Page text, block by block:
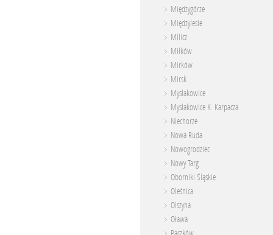
Międzygórze
Międzylesie
Milicz
Miłków
Mirków
Mirsk
Mysłakowice
Mysłakowice K. Karpacza
Niechorze
Nowa Ruda
Nowogrodziec
Nowy Targ
Oborniki Śląskie
Oleśnica
Olszyna
Oława